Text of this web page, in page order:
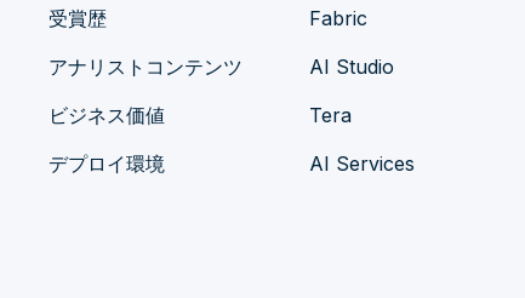
受賞歴
アナリストコンテンツ
ビジネス価値
デプロイ環境
Fabric
AI Studio
Tera
AI Services